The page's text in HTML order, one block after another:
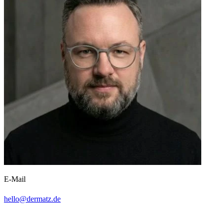
E-Mail
hello@dermatz.de